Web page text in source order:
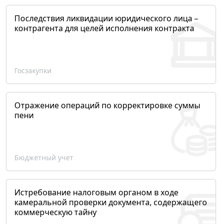
Последствия ликвидации юридического лица –
контрагента для целей исполнения контракта
Госзакупки
Отражение операций по корректировке суммы
пени
Бюджетный учет
Истребование налоговым органом в ходе
камеральной проверки документа, содержащего
коммерческую тайну